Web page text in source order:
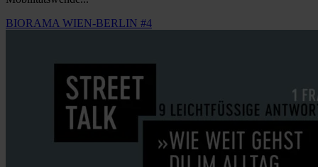
BIORAMA WIEN-BERLIN #4